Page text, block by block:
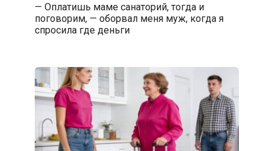
— Оплатишь маме санаторий, тогда и
поговорим, — оборвал меня муж, когда я
спросила где деньги